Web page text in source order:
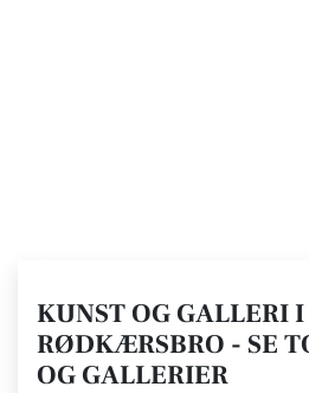
KUNST OG GALLERI I
RØDKÆRSBRO - SE
OG GALLERIER